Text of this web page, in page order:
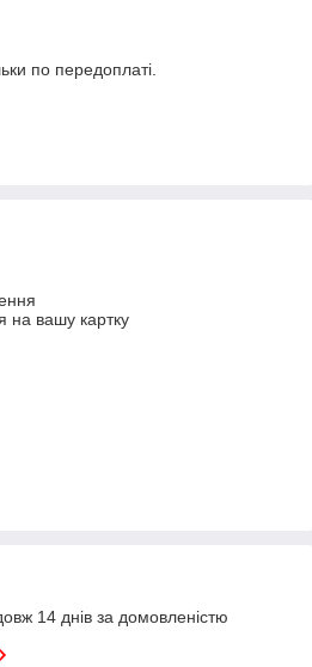
по передоплаті.
на вашу картку
14 днів за домовленістю